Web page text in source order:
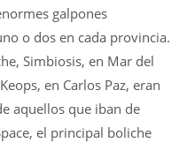
galpones
o dos en cada provincia.
Simbiosis, en Mar del
en Carlos Paz, eran
aquellos que iban de
el principal boliche